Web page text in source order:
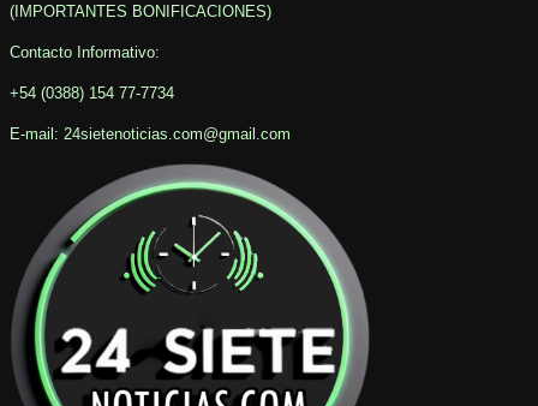
(IMPORTANTES BONIFICACIONES)
Contacto Informativo:
+54 (0388) 154 77-7734
E-mail: 24sietenoticias.com@gmail.com